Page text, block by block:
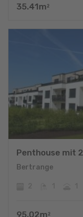
35.41m 2
Penthouse mit
Bertrange
95.02m 2